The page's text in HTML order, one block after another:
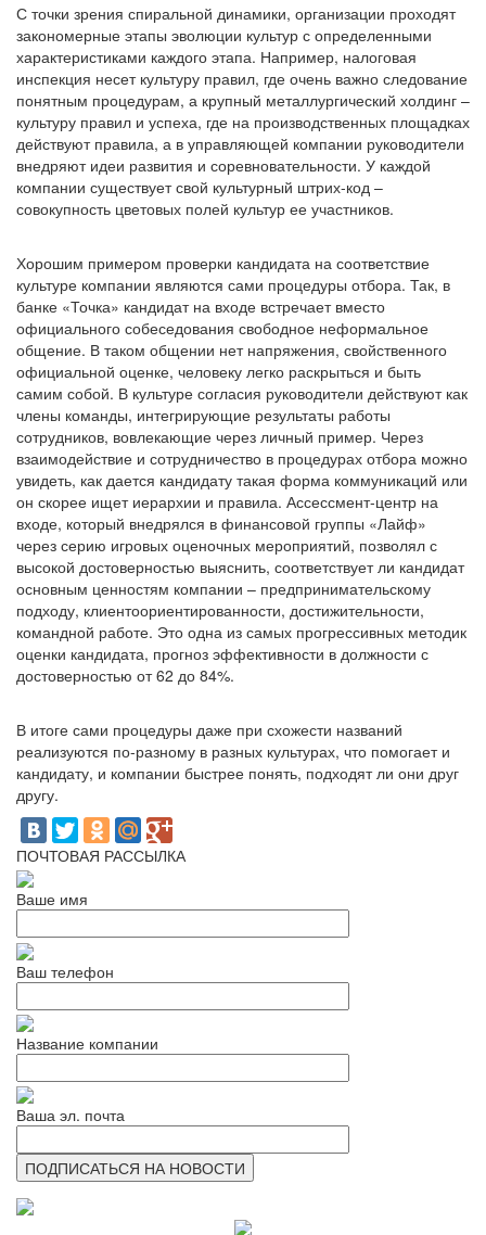
С точки зрения спиральной динамики, организации проходят
закономерные этапы эволюции культур с определенными
характеристиками каждого этапа. Например, налоговая
инспекция несет культуру правил, где очень важно следование
понятным процедурам, а крупный металлургический холдинг –
культуру правил и успеха, где на производственных площадках
действуют правила, а в управляющей компании руководители
внедряют идеи развития и соревновательности. У каждой
компании существует свой культурный штрих-код –
совокупность цветовых полей культур ее участников.
Хорошим примером проверки кандидата на соответствие
культуре компании являются сами процедуры отбора. Так, в
банке «Точка» кандидат на входе встречает вместо
официального собеседования свободное неформальное
общение. В таком общении нет напряжения, свойственного
официальной оценке, человеку легко раскрыться и быть
самим собой. В культуре согласия руководители действуют как
члены команды, интегрирующие результаты работы
сотрудников, вовлекающие через личный пример. Через
взаимодействие и сотрудничество в процедурах отбора можно
увидеть, как дается кандидату такая форма коммуникаций или
он скорее ищет иерархии и правила. Ассессмент-центр на
входе, который внедрялся в финансовой группы «Лайф»
через серию игровых оценочных мероприятий, позволял с
высокой достоверностью выяснить, соответствует ли кандидат
основным ценностям компании – предпринимательскому
подходу, клиентоориентированности, достижительности,
командной работе. Это одна из самых прогрессивных методик
оценки кандидата, прогноз эффективности в должности с
достоверностью от 62 до 84%.
В итоге сами процедуры даже при схожести названий
реализуются по-разному в разных культурах, что помогает и
кандидату, и компании быстрее понять, подходят ли они друг
другу.
ПОЧТОВАЯ РАССЫЛКА
Ваше имя
Ваш телефон
Название компании
Ваша эл. почта